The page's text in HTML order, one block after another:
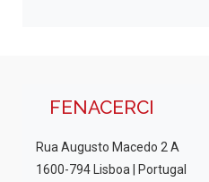
FENACERCI
Rua Augusto Macedo 2 A
1600-794 Lisboa | Portugal